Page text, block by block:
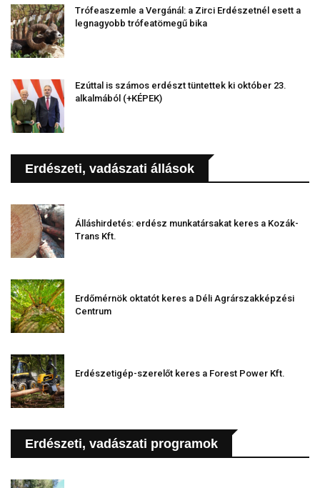
Trófeaszemle a Vergánál: a Zirci Erdészetnél esett a
legnagyobb trófeatömegű bika
Ezúttal is számos erdészt tüntettek ki október 23.
alkalmából (+KÉPEK)
Erdészeti, vadászati állások
Álláshirdetés: erdész munkatársakat keres a Kozák-
Trans Kft.
Erdőmérnök oktatót keres a Déli Agrárszakképzési
Centrum
Erdészetigép-szerelőt keres a Forest Power Kft.
Erdészeti, vadászati programok